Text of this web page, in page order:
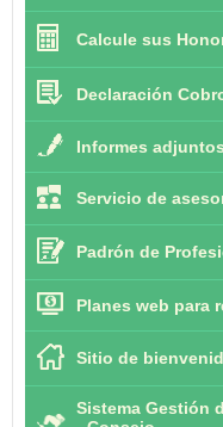
Calcule sus
Declaración
Informes
Servicio de
Padrón de
Planes web para
Sitio de
Sistema Gestión